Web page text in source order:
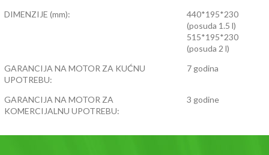
Ovaj uređaj će ispuniti sva
DIMENZIJE (mm):
440*195*230
(posuda 1.5 l)
515*195*230
(posuda 2 l)
GARANCIJA NA MOTOR ZA KUĆNU
UPOTREBU:
7 godina
GARANCIJA NA MOTOR ZA
KOMERCIJALNU UPOTREBU:
3 godine